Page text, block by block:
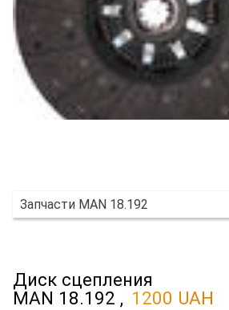
Запчасти MAN 18.192
Диск сцепления
MAN 18.192 , 1200 UAH